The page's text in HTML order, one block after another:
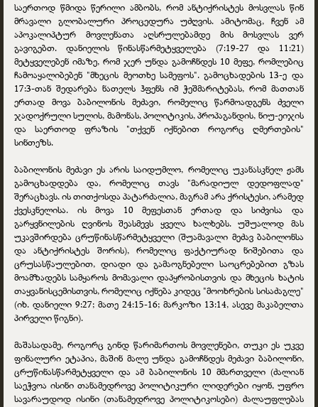
საერთოდ წმიდა წერილი ამბობს, რომ ანტიქრისტეს მოსვლას წინ
მრავალი გლობალური პროცედურა უძღვის. ამიტომაც, ჩვენ ამ
აპოკალიპტურ მოვლენათა აღსრულებამდე მის მოსვლას ვერ
გავიგებთ. დანიელის წინასწარმეტყველება (7:19-27 და 11:21)
მეტყველებენ იმაზე, რომ ჯერ უნდა გამოჩნდეს 10 მეფე, რომლებიც
ჩამოაყალიბებენ "მხეცის მეოთხე სამეფოს". გამოცხადების 13-ე და
17:3-თან შედარება ნათელს ჰფენს იმ ჭეშმარიტებას, რომ მათთან
ერთად მოვა ბაბილონის მეძავი, რომელიც წარმოადგენს ძველი
ჯადოქრული სულის, მამონას, პოლიტიკის, პროპაგანდის, ნიუ-ეიჯის
და საერთოდ ფრაზის "თქვენ იქნებით როგორც ღმერთების"
სინთეზს.
ბაბილონის მეძავი ეს არის საიდუმლო, რომელიც უკანასკნელ ჟამს
გამოცხადდება და, რომელიც თავს "მარადიულ დედოფლად"
შერაცხავს. ის თითქოსდა პატარძალია, მაგრამ არა ქრისტესი, არამედ
ქვესკნელისა. ის მოვა 10 მეფესთან ერთად და სიძვისა და
გარყვნილების ღვინოს შეასმევს ყველა ხალხებს. უშუალოდ მას
უკავშირდება ცრუწინასწარმეტყველი (შუამავალი მეძავ ბაბილონსა
და ანტიქრისტეს შორის), რომელიც ფაქტიურად ნიშებითა და
ცრუსასწაულებით, დიადი და გამაოგნებელი საოცრებებით გზას
მოამზადებს სამყაროს მომავალი დაპყრობისთვის და მხეცის ხატის
თაყვანისცემისთვის, რომელიც იქნება კიდეც "მოოხრების სისაძაგლე"
(იხ. დანიელი 9:27; მათე 24:15-16; მარკოზი 13:14, ასევე მაკაბელთა
პირველი წიგნი).
მაშასადამე, როგორც გინდ წარიმართოს მოვლენები, თუკი ეს უკვე
ფინალური ეტაპია, მაშინ მალე უნდა გამოჩნდეს მეძავი ბაბილონი,
ცრუწინასწარმეტყველი და ამ ბაბილონის 10 მმართველი (ძალიან
საეჭვოა ისინი თანამედროვე პოლიტიკური ლიდერები იყონ, უფრო
სავარაუდოდ ისინი (თანამედროვე პოლიტიკოსები) ძალაუფლებას